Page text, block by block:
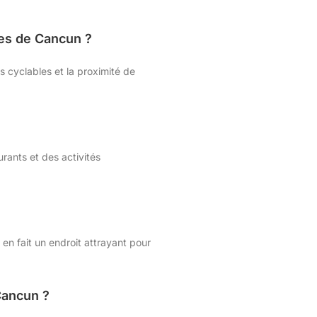
de Cancun ?
cyclables et la proximité de
et des activités
fait un endroit attrayant pour
?